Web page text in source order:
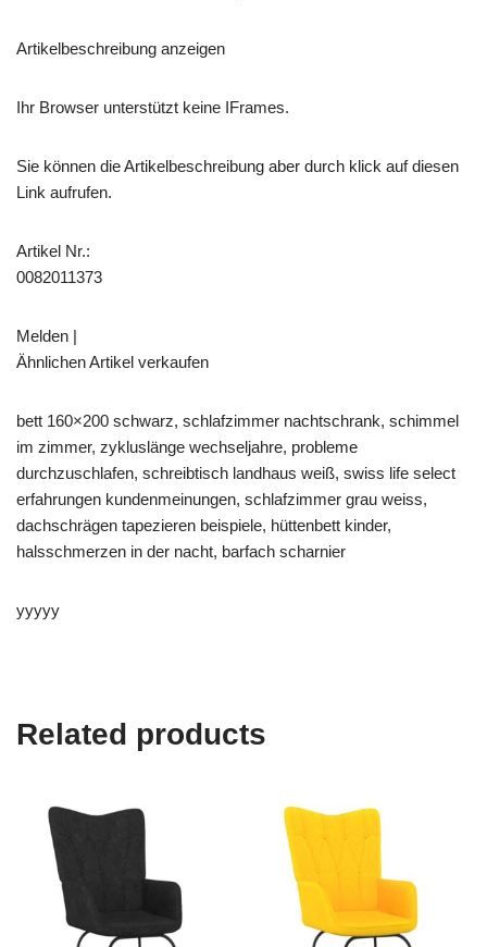
Artikelbeschreibung anzeigen
Ihr Browser unterstützt keine IFrames.
Sie können die Artikelbeschreibung aber durch klick auf diesen
Link aufrufen.
Artikel Nr.:
0082011373
Melden |
Ähnlichen Artikel verkaufen
bett 160×200 schwarz, schlafzimmer nachtschrank, schimmel
im zimmer, zykluslänge wechseljahre, probleme
durchzuschlafen, schreibtisch landhaus weiß, swiss life select
erfahrungen kundenmeinungen, schlafzimmer grau weiss,
dachschrägen tapezieren beispiele, hüttenbett kinder,
halsschmerzen in der nacht, barfach scharnier
yyyyy
Related products